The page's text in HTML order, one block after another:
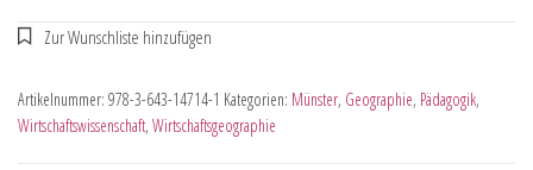
Artikelnummer: 978-3-643-14714-1 Kategorien: Münster, Geographie, Pädagogik,
Wirtschaftswissenschaft, Wirtschaftsgeographie